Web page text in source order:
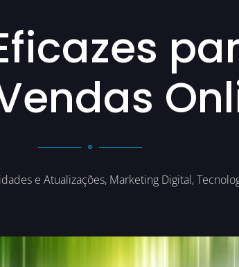
e Atualizações, Marketing Digital,